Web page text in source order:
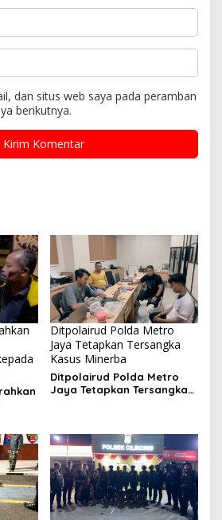
dan situs web saya pada peramban
berikutnya.
Ditpolairud Polda Metro
Jaya Tetapkan Tersangka
Kasus Minerba
Ditpolairud Polda Metro
Jaya Tetapkan Tersangka